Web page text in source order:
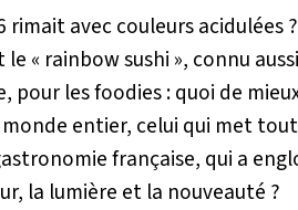
rimait avec couleurs
« rainbow sushi », connu
pour les foodies : quoi de
entier, celui qui met
française, qui a
la lumière et la nouveauté ?